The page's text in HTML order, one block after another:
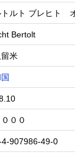
トルト ブレヒト
Bertolt
米
００
4-907986-49-0